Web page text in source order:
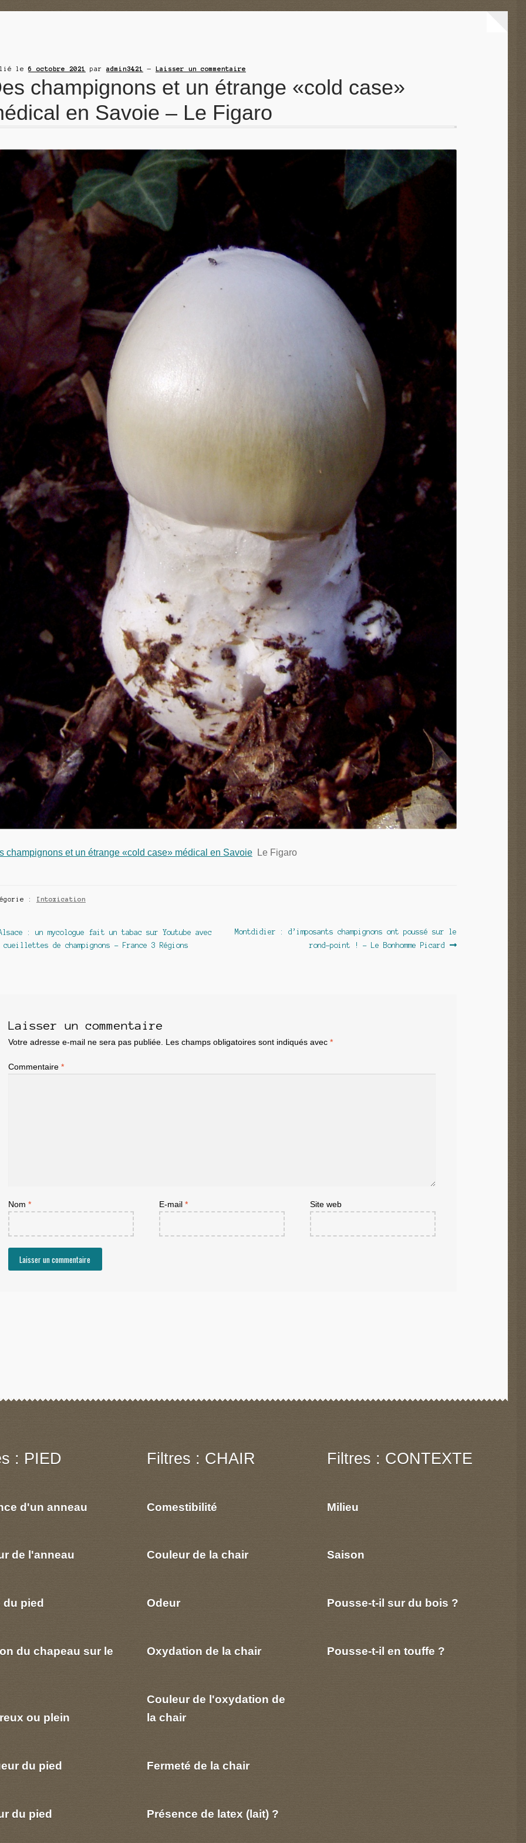
le6 octobre 2021 paradmin3421 — Laisser un commentaire
champignons et un étrange «cold case»
en Savoie – Le Figaro
champignons et un étrange «cold case» médical en Savoie Le Figaro
: Intoxication
:
: un mycologue fait un tabac sur Youtube avec
cueillettes de champignons – France 3 Régions
Article
Montdidier : d’imposants champignons ont poussé sur le
rond-point ! – Le Bonhomme Picard
Laisser un commentaire
Votre adresse e-mail ne sera pas publiée. Les champs obligatoires sont indiqués avec *
Commentaire *
Nom * E-mail * Site web
: PIED
d'un anneau
de l'anneau
du pied
du chapeau sur le
ou plein
du pied
du pied
Filtres : CHAIR
Comestibilité
Couleur de la chair
Odeur
Oxydation de la chair
Couleur de l'oxydation de
la chair
Fermeté de la chair
Présence de latex (lait) ?
Filtres : CONTEXTE
Milieu
Saison
Pousse-t-il sur du bois ?
Pousse-t-il en touffe ?